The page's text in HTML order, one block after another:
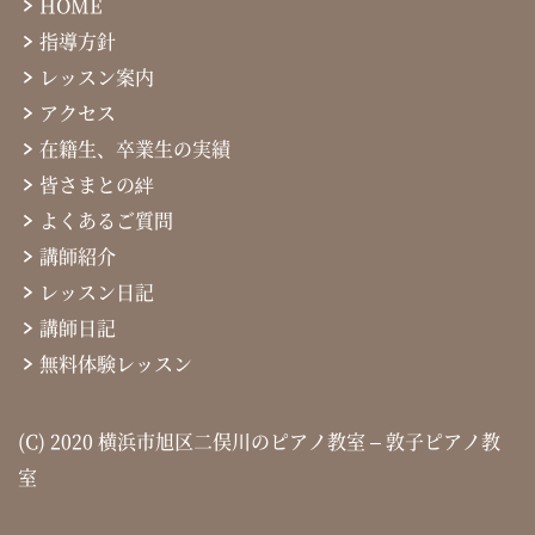
指導方針
レッスン案内
アクセス
在籍生、卒業生の実績
皆さまとの絆
よくあるご質問
講師紹介
レッスン日記
講師日記
無料体験レッスン
(C) 2020 横浜市旭区二俣川のピアノ教室 – 敦子ピアノ教
室